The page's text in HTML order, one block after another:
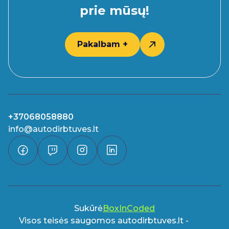
prie mūsų!
Pakalbam +
+37068058880
info@autodirbtuves.lt
SukūrėBoxInCoded
Visos teisės saugomos autodirbtuves.lt -